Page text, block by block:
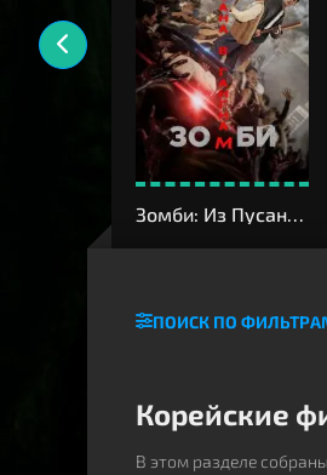
Зомби: Из Пусана в Гангнам
ПОИСК ПО
Корейские
В этом разделе